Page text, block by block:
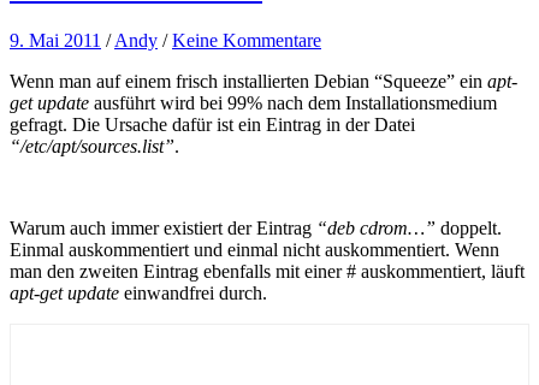
9. Mai 2011 /Andy /Keine Kommentare
Wenn man auf einem frisch installierten Debian “Squeeze” ein apt-
get update ausführt wird bei 99% nach dem Installationsmedium
gefragt. Die Ursache dafür ist ein Eintrag in der Datei
“/etc/apt/sources.list”.
Warum auch immer existiert der Eintrag “deb cdrom…” doppelt.
Einmal auskommentiert und einmal nicht auskommentiert. Wenn
man den zweiten Eintrag ebenfalls mit einer # auskommentiert, läuft
apt-get update einwandfrei durch.